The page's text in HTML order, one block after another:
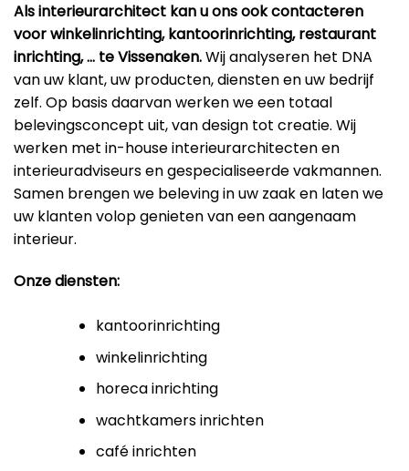
Als interieurarchitect kan u ons ook contacteren
voor winkelinrichting, kantoorinrichting, restaurant
inrichting, … te Vissenaken.Wij analyseren het DNA
van uw klant, uw producten, diensten en uw bedrijf
zelf. Op basis daarvan werken we een totaal
belevingsconcept uit, van design tot creatie. Wij
werken met in-house interieurarchitecten en
interieuradviseurs en gespecialiseerde vakmannen.
Samen brengen we beleving in uw zaak en laten we
uw klanten volop genieten van een aangenaam
interieur.
Onze diensten:
kantoorinrichting
winkelinrichting
horeca inrichting
wachtkamers inrichten
café inrichten